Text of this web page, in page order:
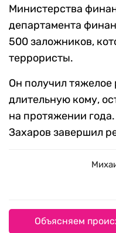
Министерства
департамента
500 заложников,
террористы.
Он получил тяжелое
длительную кому,
на протяжении
Захаров завершил
Объясняем